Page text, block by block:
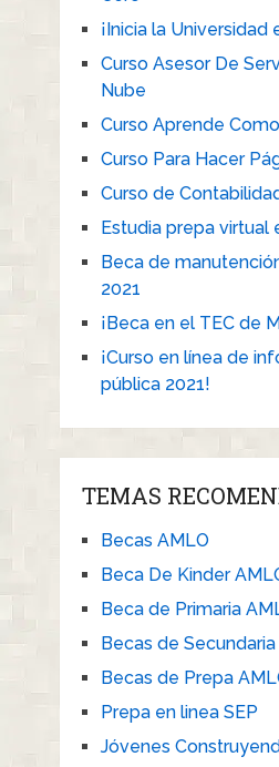
¡Inicia la Universidad
Curso Asesor De
Nube
Curso Aprende
Curso Para Hacer
Curso de
Estudia prepa virtual
Beca de
2021
¡Beca en el TEC de
¡Curso en línea de
pública 2021!
TEMAS
Becas AMLO
Beca De Kinder
Beca de Primaria
Becas de
Becas de Prepa
Prepa en linea SEP
Jóvenes